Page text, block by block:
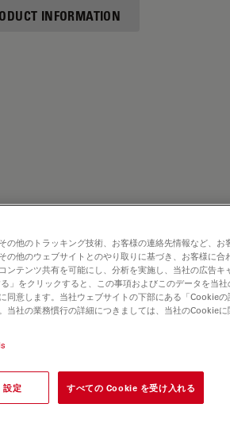
INFORMATION
の他のトラッキング技術、お客様の連絡先情報など、お
の他のウェブサイトとのやり取りに基づき、お客様に合
ンテンツ共有を可能にし、分析を実施し、当社の広告キ
」をクリックすると、この事項およびこのデータを当社
同意します。当社ウェブサイトの下部にある「Cookie
当社の業務慣行の詳細につきましては、当社のCookieに
定 すべての Cookie を受け入れる